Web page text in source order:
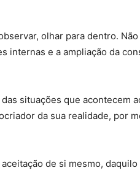
olhar para dentro.
internas e a ampliação da
situações que acontecem
da sua realidade, por
de si mesmo,